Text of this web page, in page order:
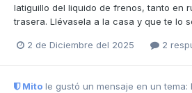
latiguillo del liquido de frenos, tanto en
trasera. Llévasela a la casa y que te lo
2 de Diciembre del 2025 2
Mito le gustó un mensaje en un tema: